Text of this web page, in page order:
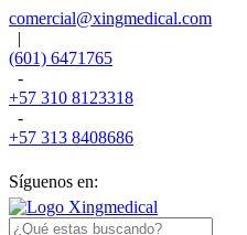
comercial@xingmedical.com
|
(601) 6471765
-
+57 310 8123318
-
+57 313 8408686
Síguenos en: